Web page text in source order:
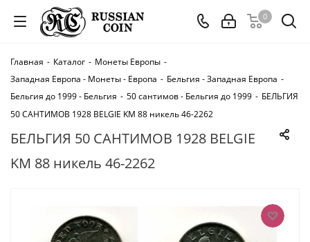
0
Главная - Каталог - Монеты Европы -
Западная Европа - Монеты - Европа - Бельгия - Западная Европа -
Бельгия до 1999 - Бельгия - 50 сантимов - Бельгия до 1999 - БЕЛЬГИЯ
50 САНТИМОВ 1928 BELGIE KM 88 никель 46-2262
БЕЛЬГИЯ 50 САНТИМОВ 1928 BELGIE
KM 88 никель 46-2262